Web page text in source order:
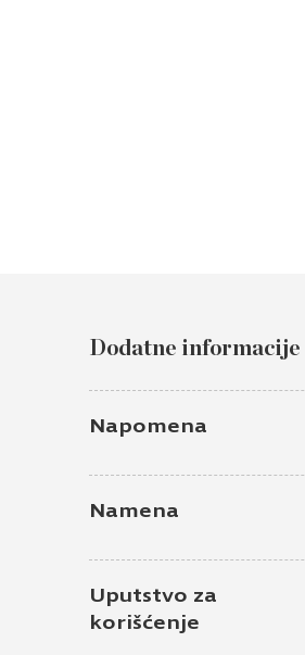
Dodatne informacije
Napomena
Namena
Uputstvo za
korišćenje